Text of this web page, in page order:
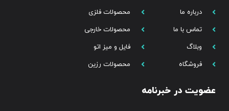
درباره ما
تماس با ما
وبلاگ
فروشگاه
محصولات فلزی
محصولات خارجی
فایل و میز اتو
محصولات رزین
عضویت در خبرنامه